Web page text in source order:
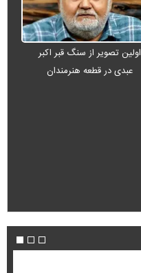
اولین تصویر از سنگ قبر اکبر
عبدی در قطعه هنرمندان